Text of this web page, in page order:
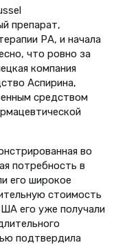
препарат,
РА, и начала
что ровно за
компания
Аспирина,
средством
во
потребность в
его широкое
стоимость
его уже получали
подтвердила